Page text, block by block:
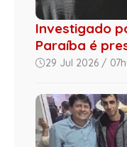
Investigado
Paraíba é
29 Jul 2026 /